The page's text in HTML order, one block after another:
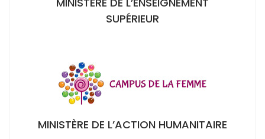
SUPÉRIEUR
MINISTÈRE DE L’ACTION HUMANITAIRE